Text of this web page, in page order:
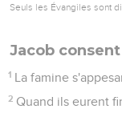
Seuls les Évangiles sont
Jacob
1 La famine
2 Quand ils eurent